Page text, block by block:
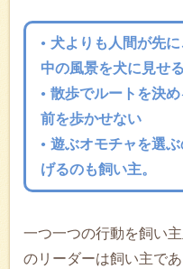
犬よりも人間が先
中の風景を犬に見せる
散歩でルートを決
前を歩かせない
遊ぶオモチャを選
げるのも飼い主。
一つ一つの行動を飼い
のリーダーは飼い主で